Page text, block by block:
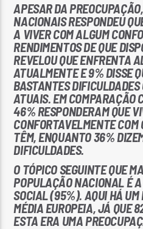
APESAR DA
NACIONAIS RESPONDEU
A VIVER COM ALGUM
RENDIMENTOS DE QUE
REVELOU QUE ENFRENTA
ATUALMENTE E 9% DISSE
BASTANTES DIFICULDADES
ATUAIS. EM COMPARAÇÃO
46% RESPONDERAM QUE
CONFORTAVELMENTE COM
TÊM, ENQUANTO 36%
DIFICULDADES.
O TÓPICO SEGUINTE QUE
POPULAÇÃO NACIONAL É
SOCIAL (95%). AQUI HÁ UM
MÉDIA EUROPEIA, JÁ QUE
ESTA ERA UMA